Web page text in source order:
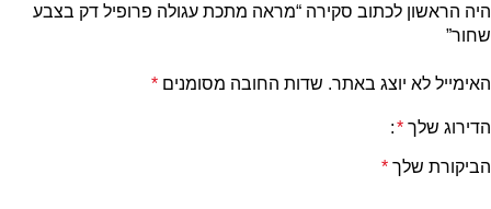
היה הראשון לכתוב סקירה “מראה מתכת עגולה פרופיל דק בצבע
שחור”
האימייל לא יוצג באתר. שדות החובה מסומנים *
הדירוג שלך *
הביקורת שלך *